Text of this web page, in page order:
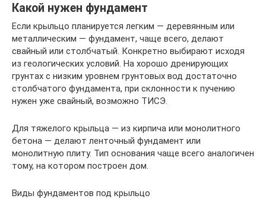
Какой нужен фундамент
Если крыльцо планируется легким — деревянным или
металлическим — фундамент, чаще всего, делают
свайный или столбчатый. Конкретно выбирают исходя
из геологических условий. На хорошо дренирующих
грунтах с низким уровнем грунтовых вод достаточно
столбчатого фундамента, при склонности к пучению
нужен уже свайный, возможно ТИСЭ.
Для тяжелого крыльца — из кирпича или монолитного
бетона — делают ленточный фундамент или
монолитную плиту. Тип основания чаще всего аналогичен
тому, на котором построен дом.
Виды фундаментов под крыльцо